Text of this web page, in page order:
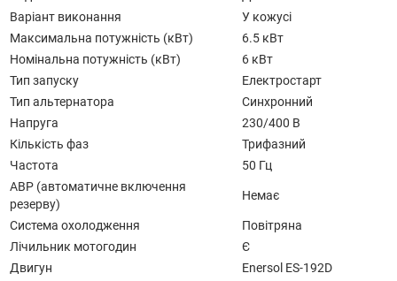
Варіант виконання
У кожусі
Максимальна потужність (кВт)
6.5 кВт
Номінальна потужність (кВт)
6 кВт
Тип запуску
Електростарт
Тип альтернатора
Синхронний
Напруга
230/400 В
Кількість фаз
Трифазний
Частота
50 Гц
АВР (автоматичне включення
резерву)
Немає
Система охолодження
Повітряна
Лічильник мотогодин
Є
Двигун
Enersol ES-192D